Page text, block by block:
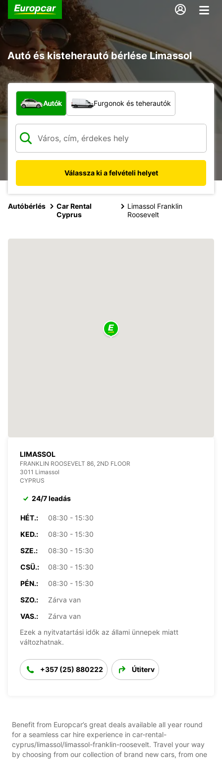
Autó és kisteherautó bérlése Limassol
Milyen típusú jármű?
Autók Furgonok és teherautók
Válassza ki a felvételi helyet
Autóbérlés
Car Rental
Cyprus
Limassol Franklin
Roosevelt
LIMASSOL
FRANKLIN ROOSEVELT 86, 2ND FLOOR
3011 Limassol
CYPRUS
24/7 leadás
HÉT.:
08:30 - 15:30
KED.:
08:30 - 15:30
SZE.:
08:30 - 15:30
CSÜ.:
08:30 - 15:30
PÉN.:
08:30 - 15:30
SZO.:
Zárva van
VAS.:
Zárva van
Ezek a nyitvatartási idők az állami ünnepek miatt
változhatnak.
+357 (25) 880222 Útiterv
Benefit from Europcar’s great deals available all year round
for a seamless car hire experience in car-rental-
cyprus/limassol/limassol-franklin-roosevelt. Travel your way
by choosing from our collection of brand new cars, from one